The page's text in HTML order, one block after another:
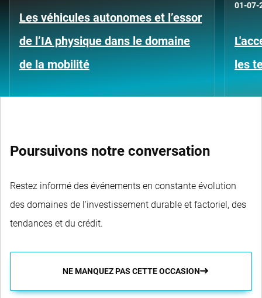
Les véhicules autonomes et l’essor
de l’IA physique dans le domaine
de la mobilité
01-07-
les
Poursuivons notre conversation
Restez informé des événements en constante évolution
des domaines de l'investissement durable et factoriel, des
tendances et du crédit.
NE MANQUEZ PAS CETTE OCCASION